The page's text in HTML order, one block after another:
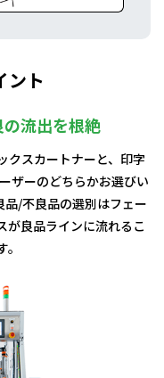
ント
流出を根絶
クスカートナーと、印字
ザーのどちらかお選びい
/不良品の選別はフェー
が良品ラインに流れるこ